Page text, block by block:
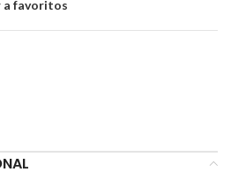
a favoritos